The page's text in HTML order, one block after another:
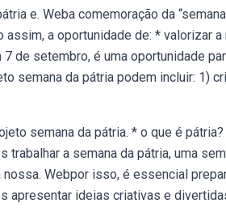
e. Weba comemoração da
a oportunidade de: * valorizar a
de setembro, é uma oportunidade
semana da pátria podem incluir: 1)
semana da pátria. * o que é
a semana da pátria, uma
Webpor isso, é essencial
apresentar ideias criativas e